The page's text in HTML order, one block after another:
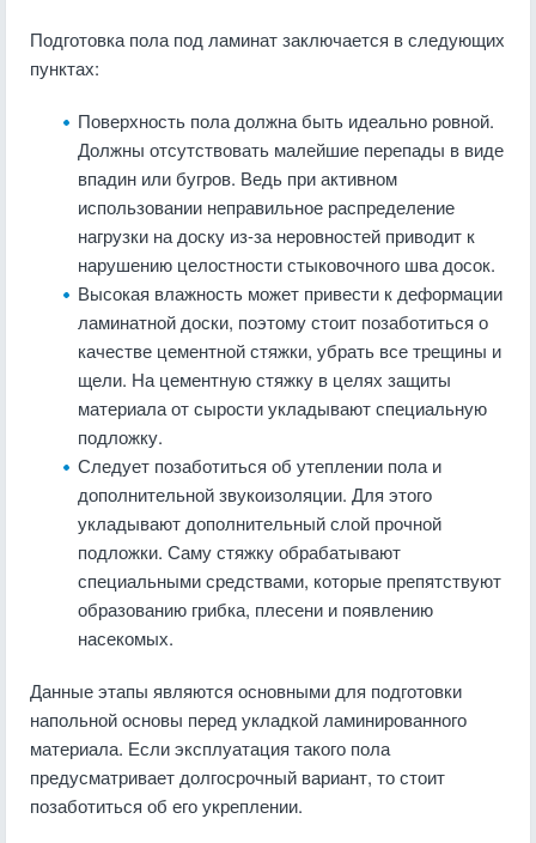
Подготовка пола под ламинат заключается в следующих
пунктах:
Поверхность пола должна быть идеально ровной.
Должны отсутствовать малейшие перепады в виде
впадин или бугров. Ведь при активном
использовании неправильное распределение
нагрузки на доску из-за неровностей приводит к
нарушению целостности стыковочного шва досок.
Высокая влажность может привести к деформации
ламинатной доски, поэтому стоит позаботиться о
качестве цементной стяжки, убрать все трещины и
щели. На цементную стяжку в целях защиты
материала от сырости укладывают специальную
подложку.
Следует позаботиться об утеплении пола и
дополнительной звукоизоляции. Для этого
укладывают дополнительный слой прочной
подложки. Саму стяжку обрабатывают
специальными средствами, которые препятствуют
образованию грибка, плесени и появлению
насекомых.
Данные этапы являются основными для подготовки
напольной основы перед укладкой ламинированного
материала. Если эксплуатация такого пола
предусматривает долгосрочный вариант, то стоит
позаботиться об его укреплении.